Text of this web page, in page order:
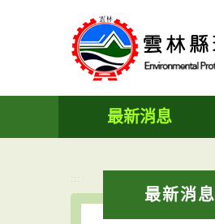
容
最新消息
:::
最新消息